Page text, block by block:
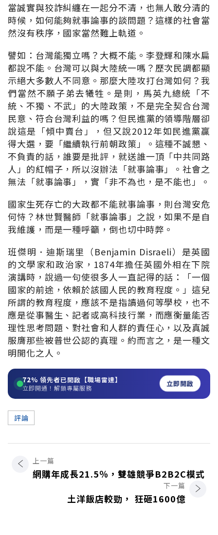
當誠實與狡詐糾纏在一起分不清，也無人敢分清的
時候，如何能夠就事論事的談問題？這樣的社會當
然沒有秩序，國家當然難上軌道。
譬如：台灣能獨立嗎？大概不能。李登輝和陳水扁
都說不能。台灣可以與大陸統一嗎？歷次民調都顯
示絕大多數人不同意。那麼大陸攻打台灣如何？我
們當然不願子弟去犧牲。是則，馬英九總統「不
統、不獨、不武」的大陸政策，不是完全契合台灣
民意、符合台灣利益的嗎？但民進黨的領導階層卻
說這是「傾中賣台」，但又說2012年如民進黨贏
得大選，要「繼續執行前朝政策」。這種不誠懇、
不負責的話，誰要是批評，就送誰一頂「中共同路
人」的紅帽子，所以沒辦法「就事論事」。社會之
無法「就事論事」，實「非不為也，是不能也」。
國家生死存亡的大政都不能就事論事，則台灣安危
何恃？林世賢醫師「就事論事」之說，如果不是自
我維護，而是一種呼籲，倒也切中時弊。
班傑明．迪斯瑞里（Benjamin Disraeli）是英國
的文學家和政治家，1874年擔任英國外相在下院
演講時，說過一句使很多人一直記得的話：「一個
國家的前途，依賴於該國人民的教育程度。」這兒
所謂的教育程度，應該不是指讀過何等學校，也不
應是從事醫生、記者或高科技行業，而應衡量能否
理性思考問題、對社會和人群的責任心，以及真誠
服膺那些被普世公認的真理。約而言之，是一種文
明開化之人。
72% 領先者已開啟【職場雷達】
立即開通！解鎖專屬服務 立即開啟
評論
上一篇
網購年成長21.5％，雙雄競爭B2B2C模式
下一篇
土洋飯店較勁， 狂砸1600億